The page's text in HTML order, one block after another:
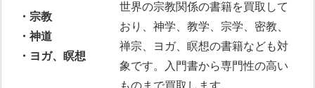
・宗教
・神道
・ヨガ、瞑想
世界の宗教関係の書籍を買取して
おり、神学、教学、宗学、密教、
禅宗、ヨガ、瞑想の書籍なども対
象です。入門書から専門性の高い